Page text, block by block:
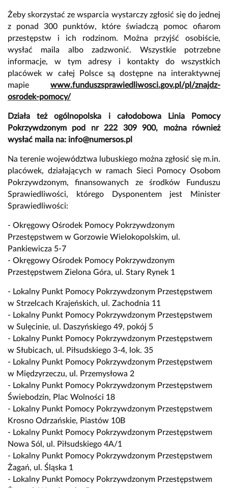
Żeby skorzystać ze wsparcia wystarczy zgłosić się do jednej
z ponad 300 punktów, które świadczą pomoc ofiarom
przestępstw i ich rodzinom. Można przyjść osobiście,
wysłać maila albo zadzwonić. Wszystkie potrzebne
informacje, w tym adresy i kontakty do wszystkich
placówek w całej Polsce są dostępne na interaktywnej
mapie www.funduszsprawiedliwosci.gov.pl/pl/znajdz-
osrodek-pomocy/
Działa też ogólnopolska i całodobowa Linia Pomocy
Pokrzywdzonym pod nr 222 309 900, można również
wysłać maila na: info@numersos.pl
Na terenie województwa lubuskiego można zgłosić się m.in.
placówek, działających w ramach Sieci Pomocy Osobom
Pokrzywdzonym, finansowanych ze środków Funduszu
Sprawiedliwości, którego Dysponentem jest Minister
Sprawiedliwości:
- Okręgowy Ośrodek Pomocy Pokrzywdzonym
Przestępstwem w Gorzowie Wielokopolskim, ul.
Pankiewicza 5-7
- Okręgowy Ośrodek Pomocy Pokrzywdzonym
Przestępstwem Zielona Góra, ul. Stary Rynek 1
- Lokalny Punkt Pomocy Pokrzywdzonym Przestępstwem
w Strzelcach Krajeńskich, ul. Zachodnia 11
- Lokalny Punkt Pomocy Pokrzywdzonym Przestępstwem
w Sulęcinie, ul. Daszyńskiego 49, pokój 5
- Lokalny Punkt Pomocy Pokrzywdzonym Przestępstwem
w Słubicach, ul. Piłsudskiego 3-4, lok. 35
- Lokalny Punkt Pomocy Pokrzywdzonym Przestępstwem
w Międzyrzeczu, ul. Przemysłowa 2
- Lokalny Punkt Pomocy Pokrzywdzonym Przestępstwem
Świebodzin, Plac Wolności 18
- Lokalny Punkt Pomocy Pokrzywdzonym Przestępstwem
Krosno Odrzańskie, Piastów 10B
- Lokalny Punkt Pomocy Pokrzywdzonym Przestępstwem
Nowa Sól, ul. Piłsudskiego 4A/1
- Lokalny Punkt Pomocy Pokrzywdzonym Przestępstwem
Żagań, ul. Śląska 1
- Lokalny Punkt Pomocy Pokrzywdzonym Przestępstwem